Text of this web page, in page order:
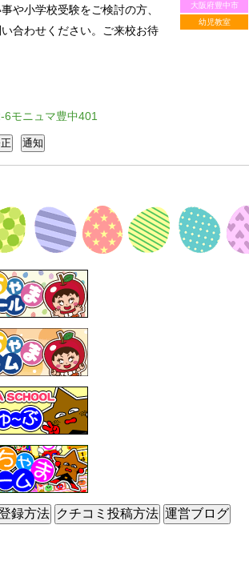
大阪府豊中市
幼児教室
や小学校受験をご検討の方、
合わせください。ご来校お待
モニュマ豊中401